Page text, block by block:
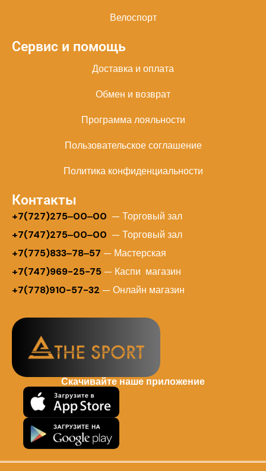
Велоспорт
Сервис и помощь
Доставка и оплата
Обмен и возврат
Программа лояльности
Пользовательское соглашение
Политика конфиденциальности
Контакты
+7(727)275‒00‒00 — Торговый зал
+7(747)275‒00‒00 — Торговый зал
+7(775)833‒78‒57 — Мастерская
+7(747)969-25-75 — Каспи магазин
+7(778)910-57-32 — Онлайн магазин
Скачивайте наше приложение